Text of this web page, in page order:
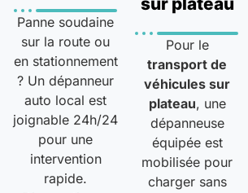
Panne soudaine
sur la route ou
en stationnement
? Un dépanneur
auto local est
joignable 24h/24
pour une
intervention
rapide.
Pour le
transport de
véhicules sur
plateau, une
dépanneuse
équipée est
mobilisée pour
charger sans